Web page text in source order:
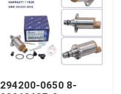
294200-0650 8-